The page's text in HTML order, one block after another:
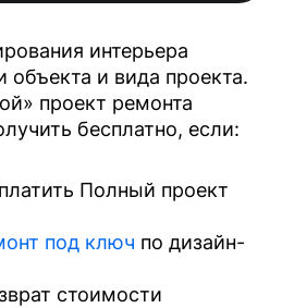
интерьера
объекта и вида проекта.
проект ремонта
бесплатно, если:
Полный проект
под ключ по дизайн-
стоимости